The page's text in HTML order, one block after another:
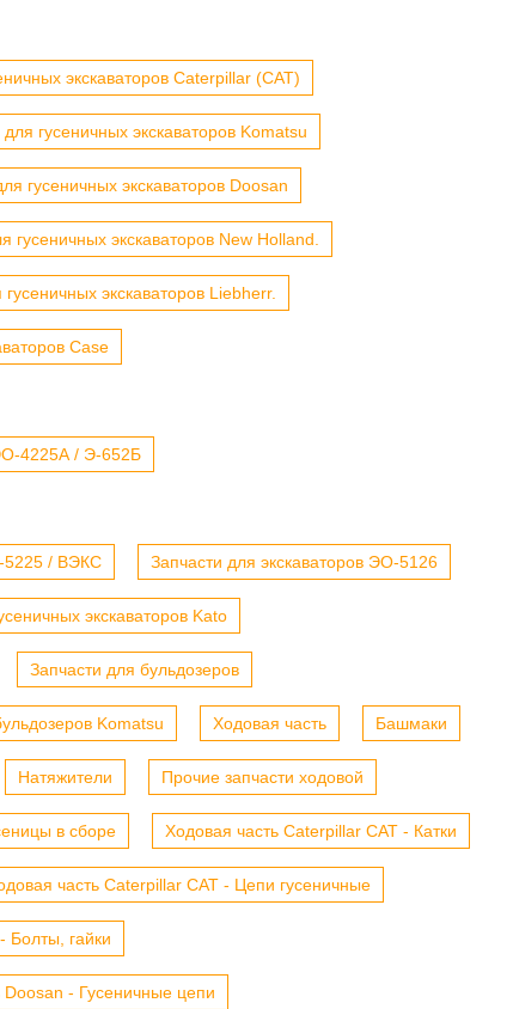
экскаваторов Caterpillar (CAT)
для гусеничных экскаваторов Komatsu
гусеничных экскаваторов Doosan
гусеничных экскаваторов New Holland.
экскаваторов Liebherr.
Case
4225А / Э-652Б
5225 / ВЭКС Запчасти для экскаваторов ЭО-5126
экскаваторов Kato
Запчасти для бульдозеров
Komatsu Ходовая часть Башмаки
Натяжители Прочие запчасти ходовой
в сборе Ходовая часть Caterpillar CAT - Катки
часть Caterpillar CAT - Цепи гусеничные
Болты, гайки
Doosan - Гусеничные цепи